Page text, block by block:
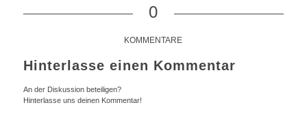
0
KOMMENTARE
Hinterlasse einen Kommentar
An der Diskussion beteiligen?
Hinterlasse uns deinen Kommentar!